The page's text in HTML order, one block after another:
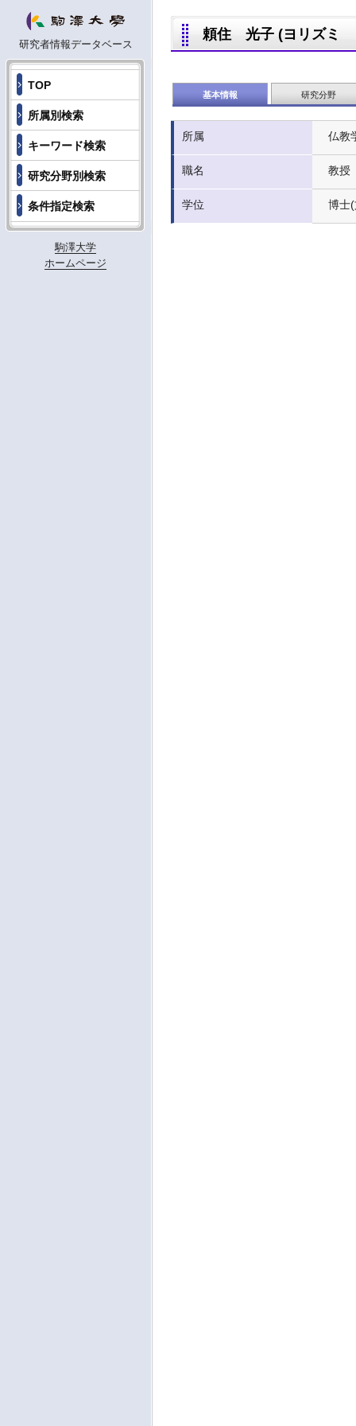
研究者情報データベース
TOP
所属別検索
キーワード検索
研究分野別検索
条件指定検索
駒澤大学
ホームページ
頼住 光子 (ヨリズミ
基本情報 研究分野
所属 仏教
職名 教授
学位 博士